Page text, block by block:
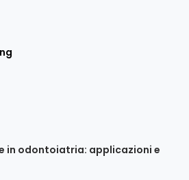
in odontoiatria: applicazioni e